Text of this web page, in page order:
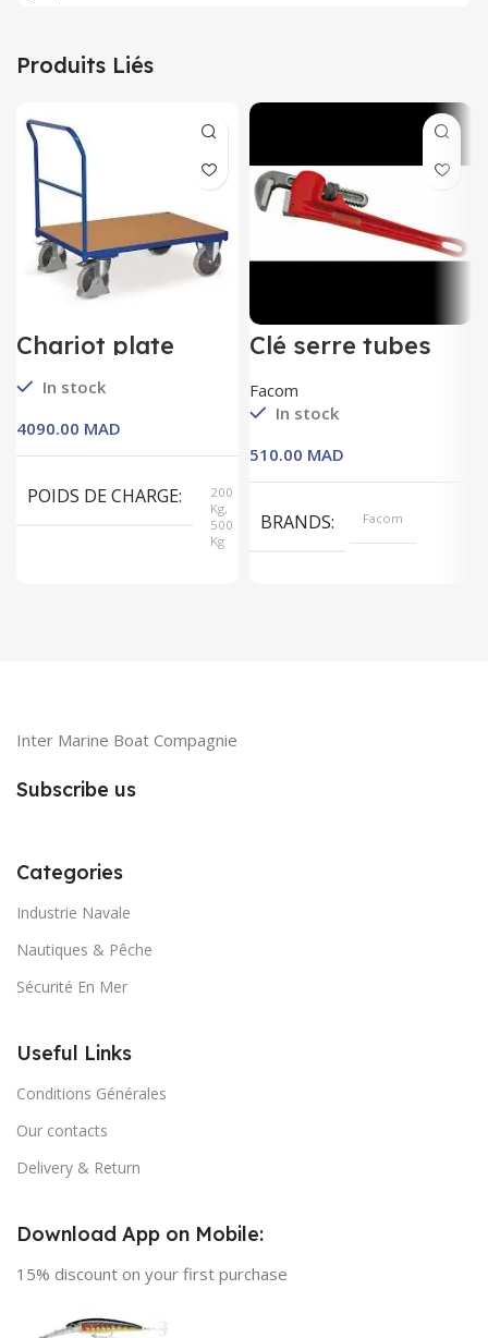
Produits Liés
Chariot plate
forme en bois
In stock
MAD
POIDS DE CHARGE
200
Kg,
500
Kg
Clé serre tubes
« Américain »
54mm Fonte
1’1/2″
Facom
In stock
MAD
BRANDS Facom
Inter Marine Boat Compagnie
Subscribe us
Categories
Industrie Navale
Nautiques & Pêche
Sécurité En Mer
Useful Links
Conditions Générales
Our contacts
Delivery & Return
Download App on Mobile:
15% discount on your first purchase